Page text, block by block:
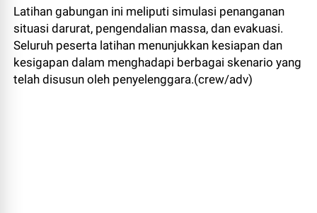
Latihan gabungan ini meliputi simulasi penanganan
situasi darurat, pengendalian massa, dan evakuasi.
Seluruh peserta latihan menunjukkan kesiapan dan
kesigapan dalam menghadapi berbagai skenario yang
telah disusun oleh penyelenggara.(crew/adv)